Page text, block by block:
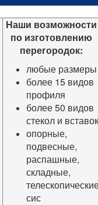
Наши возможности
по изготовлению
перегородок:
любые размеры
более 15 видов
профиля
более 50 видов
стекол и вставок
опорные,
подвесные,
распашные,
складные,
сис